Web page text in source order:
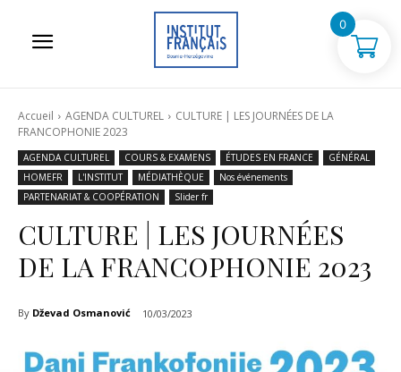
Accueil AGENDA CULTUREL
CULTURE | LES JOURNÉES DE LA
FRANCOPHONIE 2023
AGENDA CULTUREL COURS & EXAMENS ÉTUDES EN FRANCE
GÉNÉRAL
HOMEFR
L'INSTITUT MÉDIATHÈQUE
Nos événements
PARTENARIAT & COOPÉRATION
Slider fr
CULTURE | LES JOURNÉES
DE LA FRANCOPHONIE 2023
By Dževad Osmanović 10/03/2023
0